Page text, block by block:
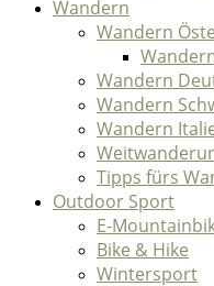
Wandern
Wandern
Wandern
Wandern
Wandern
Tipps fürs
Outdoor Sport
E-
Bike & Hike
Wintersport